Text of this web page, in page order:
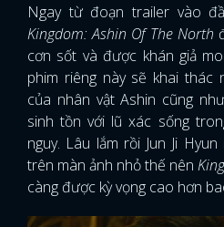
Ngay từ đoạn trailer vào
Kingdom: Ashin Of The North
cơn sốt và được khán giả
phim riêng này sẽ khai thác
của nhân vật Ashin cũng
sinh tồn với lũ xác sống
nguy. Lâu lắm rồi Jun Ji
trên màn ảnh nhỏ thế nên
càng được kỳ vọng cao hơn